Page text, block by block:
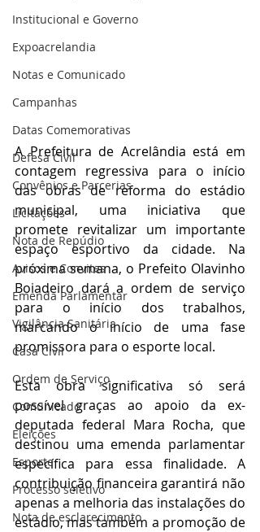
Institucional e Governo
Expoacrelandia
Notas e Comunicado
Campanhas
Datas Comemorativas
Defesa Civil
Convênios e Parcerias
Licitações
Nota de Repúdio
Avisos e Convites
Emenda Parlamentar
Vigilância Sanitária
Casa Civil
Ordem de Serviço
Comunicado
Eleições
Esporte
Processo seletivo
Nota de esclarecimento
A Prefeitura de Acrelândia está em
contagem regressiva para o início
das obras de reforma do estádio
municipal, uma iniciativa que
promete revitalizar um importante
espaço esportivo da cidade. Na
próxima semana, o Prefeito Olavinho
Boiadeiro dará a ordem de serviço
para o início dos trabalhos,
marcando o início de uma fase
promissora para o esporte local.
Esta obra significativa só será
possível graças ao apoio da ex-
deputada federal Mara Rocha, que
destinou uma emenda parlamentar
específica para essa finalidade. A
contribuição financeira garantirá não
apenas a melhoria das instalações do
estádio, mas também a promoção de